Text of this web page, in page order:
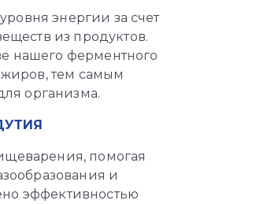
энергии за счет
из продуктов.
нашего ферментного
тем самым
организма.
помогая
и
эффективностью